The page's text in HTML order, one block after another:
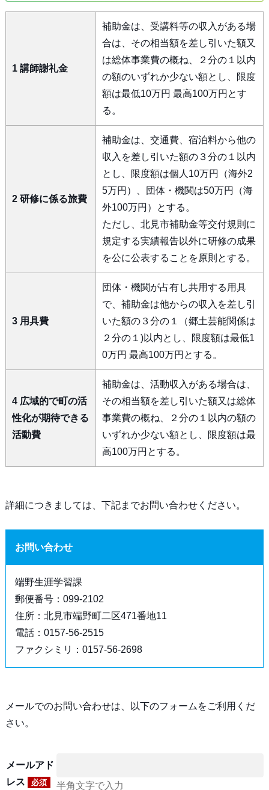
1 講師謝礼金
補助金は、受講料等の収入がある場
合は、その相当額を差し引いた額又
は総体事業費の概ね、２分の１以内
の額のいずれか少ない額とし、限度
額は最低10万円 最高100万円とす
る。
2 研修に係る旅費
補助金は、交通費、宿泊料から他の
収入を差し引いた額の３分の１以内
とし、限度額は個人10万円（海外2
5万円）、団体・機関は50万円（海
外100万円）とする。
ただし、北見市補助金等交付規則に
規定する実績報告以外に研修の成果
を公に公表することを原則とする。
3 用具費
団体・機関が占有し共用する用具
で、補助金は他からの収入を差し引
いた額の３分の１（郷土芸能関係は
２分の１)以内とし、限度額は最低1
0万円 最高100万円とする。
4 広域的で町の活
性化が期待できる
活動費
補助金は、活動収入がある場合は、
その相当額を差し引いた額又は総体
事業費の概ね、２分の１以内の額の
いずれか少ない額とし、限度額は最
高100万円とする。
詳細につきましては、下記までお問い合わせください。
お問い合わせ
端野生涯学習課
郵便番号：099-2102
住所：北見市端野町二区471番地11
電話：0157-56-2515
ファクシミリ：0157-56-2698
メールでのお問い合わせは、以下のフォームをご利用くだ
さい。
メールアド
レス
必須 半角文字で入力